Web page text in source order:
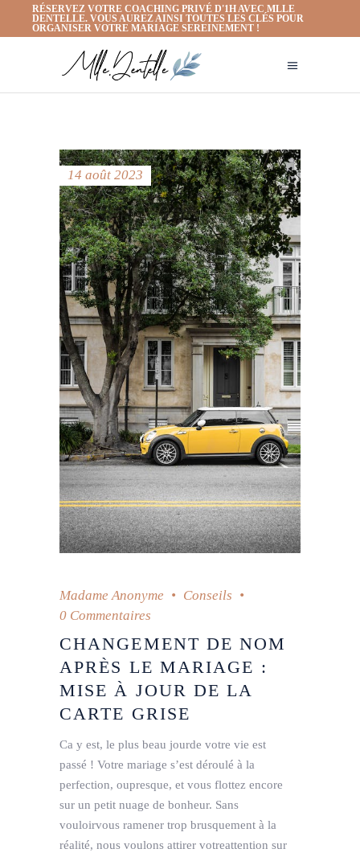
RÉSERVEZ VOTRE COACHING PRIVÉ D'1H AVEC MLLE
DENTELLE. VOUS AUREZ AINSI TOUTES LES CLÉS POUR
ORGANISER VOTRE MARIAGE SEREINEMENT !
14 août 2023
Madame Anonyme
Conseils
0 Commentaires
CHANGEMENT DE NOM
APRÈS LE MARIAGE :
MISE À JOUR DE LA
CARTE GRISE
Ca y est, le plus beau jourde votre vie est
passé ! Votre mariage s’est déroulé à la
perfection, oupresque, et vous flottez encore
sur un petit nuage de bonheur. Sans
vouloirvous ramener trop brusquement à la
réalité, nous voulons attirer votreattention sur